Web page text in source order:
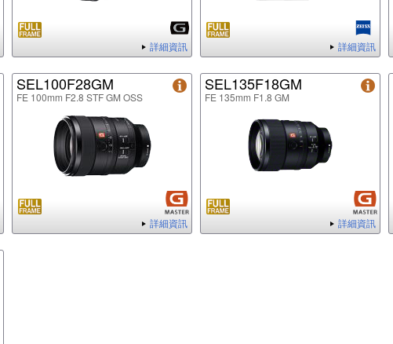
詳細資訊 詳細資訊
SEL100F28GM
FE 100mm F2.8 STF GM OSS
詳細資訊
SEL135F18GM
FE 135mm F1.8 GM
詳細資訊